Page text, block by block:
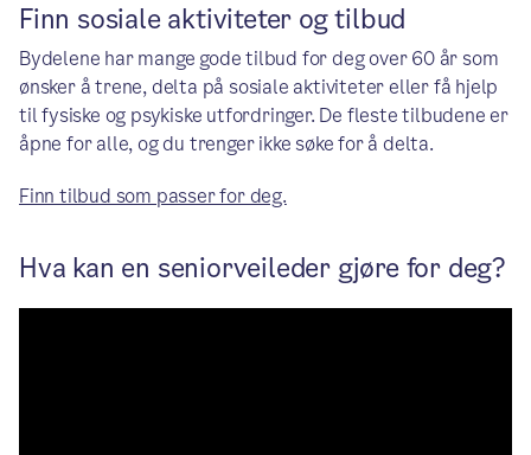
Finn sosiale aktiviteter og tilbud
Bydelene har mange gode tilbud for deg over 60 år som
ønsker å trene, delta på sosiale aktiviteter eller få hjelp
til fysiske og psykiske utfordringer. De fleste tilbudene er
åpne for alle, og du trenger ikke søke for å delta.
Finn tilbud som passer for deg.
Hva kan en seniorveileder gjøre for deg?